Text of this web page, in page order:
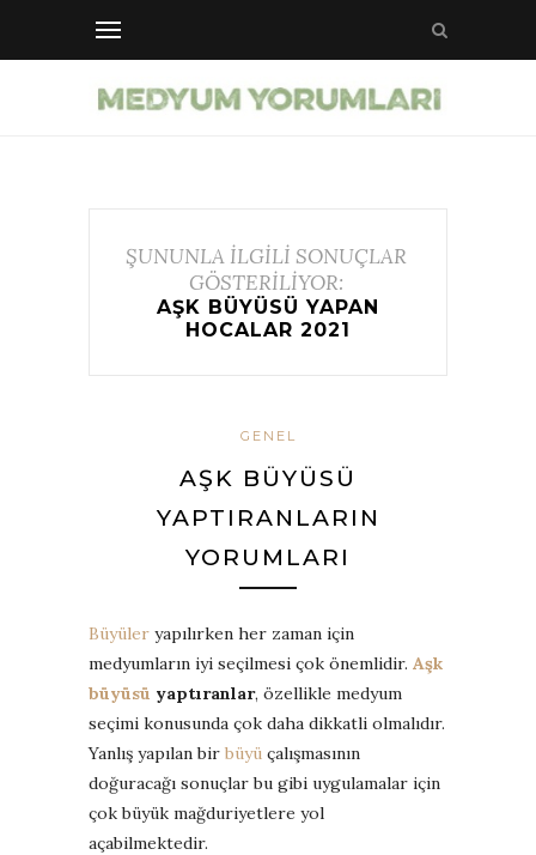
ŞUNUNLA İLGİLİ SONUÇLAR
GÖSTERİLİYOR:
AŞK BÜYÜSÜ YAPAN
HOCALAR 2021
GENEL
AŞK BÜYÜSÜ
YAPTIRANLARIN
YORUMLARI
Büyüler yapılırken her zaman için
medyumların iyi seçilmesi çok önemlidir. Aşk
büyüsü yaptıranlar, özellikle medyum
seçimi konusunda çok daha dikkatli olmalıdır.
Yanlış yapılan bir büyü çalışmasının
doğuracağı sonuçlar bu gibi uygulamalar için
çok büyük mağduriyetlere yol
açabilmektedir.